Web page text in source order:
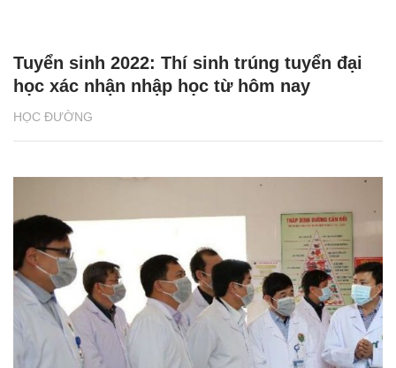
HỌC ĐƯỜNG
Tuyển sinh 2022: Thí sinh trúng tuyển đại
học xác nhận nhập học từ hôm nay